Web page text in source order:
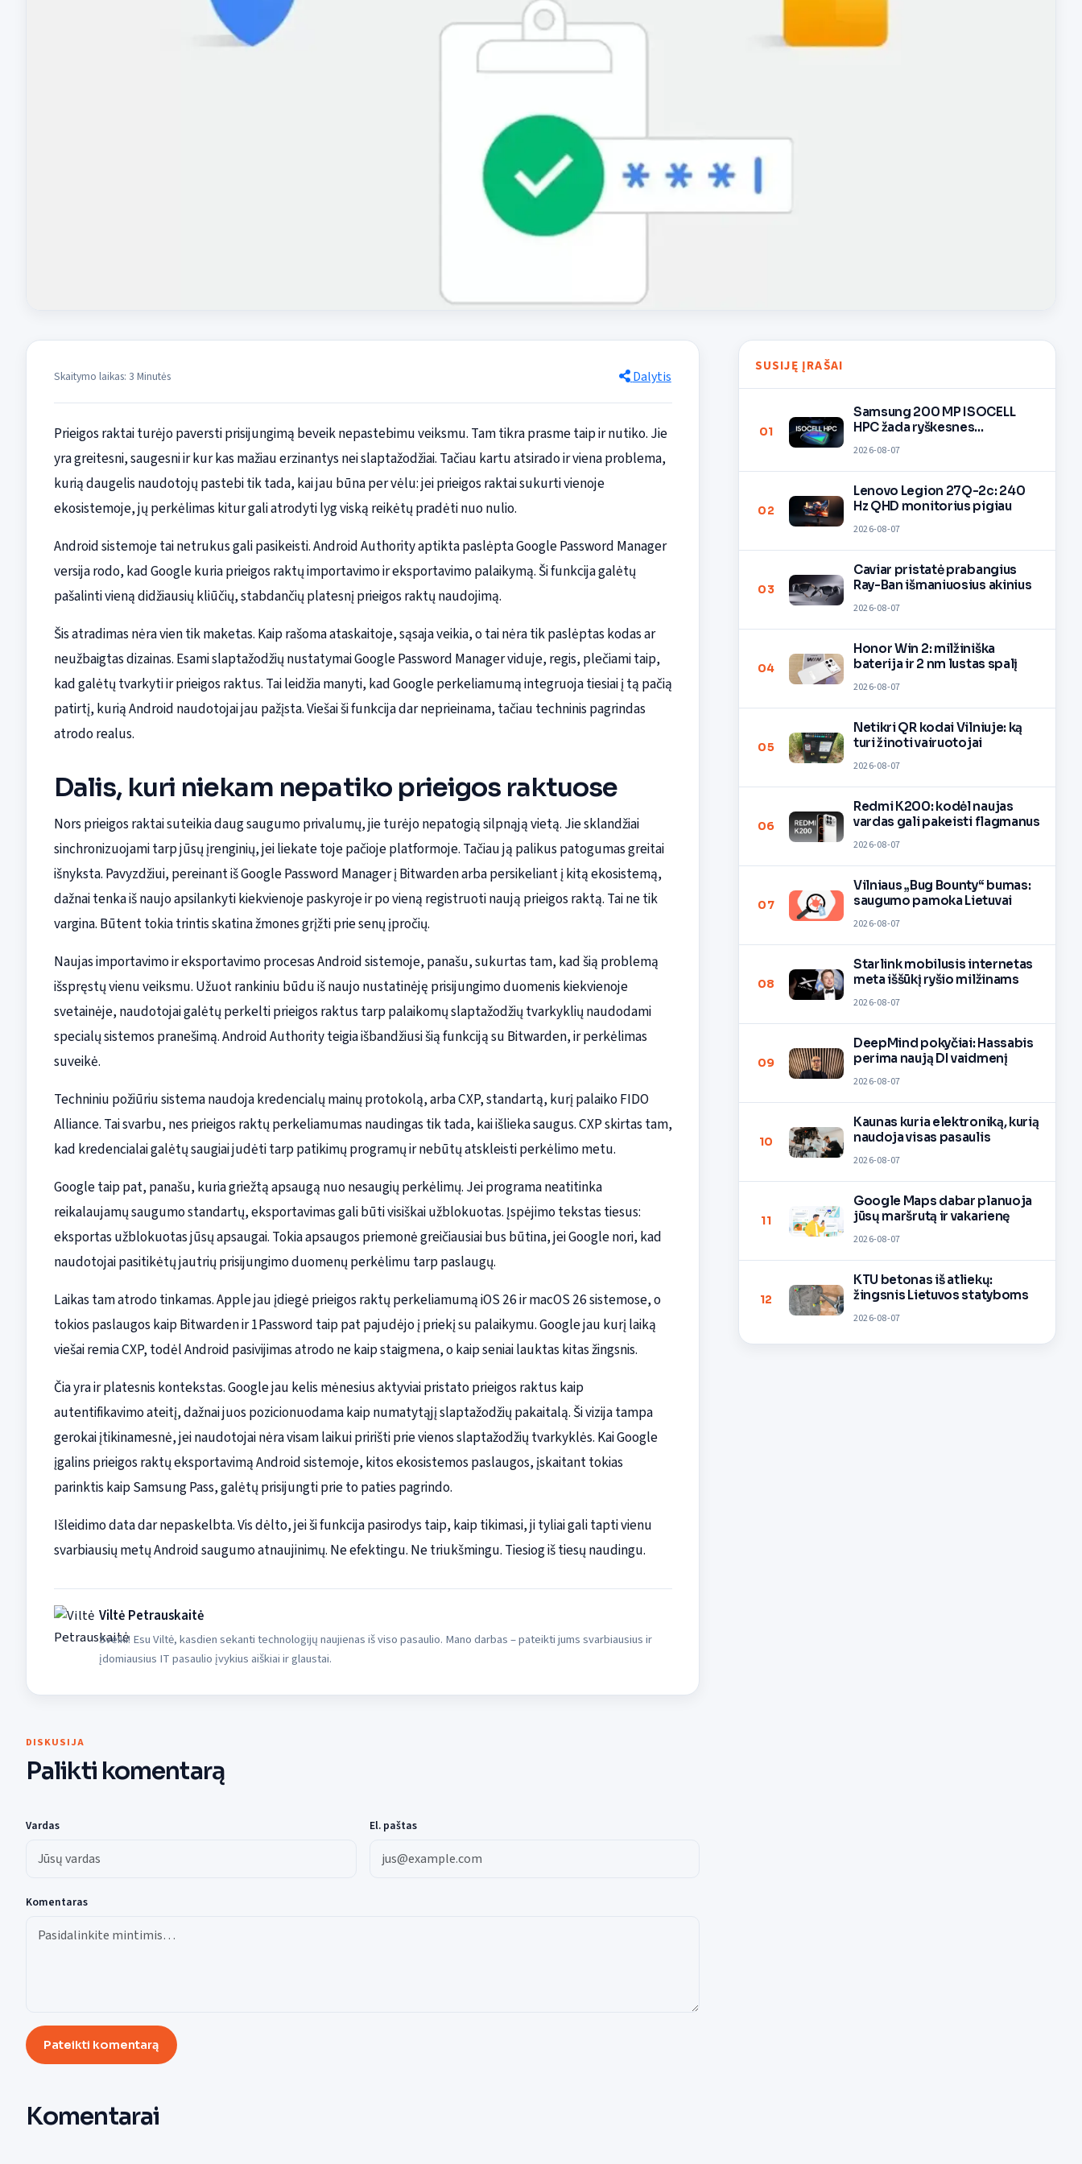
Skaitymo laikas: 3 Minutės Dalytis
Prieigos raktai turėjo paversti prisijungimą beveik nepastebimu veiksmu. Tam tikra prasme taip ir nutiko. Jie
yra greitesni, saugesni ir kur kas mažiau erzinantys nei slaptažodžiai. Tačiau kartu atsirado ir viena problema,
kurią daugelis naudotojų pastebi tik tada, kai jau būna per vėlu: jei prieigos raktai sukurti vienoje
ekosistemoje, jų perkėlimas kitur gali atrodyti lyg viską reikėtų pradėti nuo nulio.
Android sistemoje tai netrukus gali pasikeisti. Android Authority aptikta paslėpta Google Password Manager
versija rodo, kad Google kuria prieigos raktų importavimo ir eksportavimo palaikymą. Ši funkcija galėtų
pašalinti vieną didžiausių kliūčių, stabdančių platesnį prieigos raktų naudojimą.
Šis atradimas nėra vien tik maketas. Kaip rašoma ataskaitoje, sąsaja veikia, o tai nėra tik paslėptas kodas ar
neužbaigtas dizainas. Esami slaptažodžių nustatymai Google Password Manager viduje, regis, plečiami taip,
kad galėtų tvarkyti ir prieigos raktus. Tai leidžia manyti, kad Google perkeliamumą integruoja tiesiai į tą pačią
patirtį, kurią Android naudotojai jau pažįsta. Viešai ši funkcija dar neprieinama, tačiau techninis pagrindas
atrodo realus.
Dalis, kuri niekam nepatiko prieigos raktuose
Nors prieigos raktai suteikia daug saugumo privalumų, jie turėjo nepatogią silpnąją vietą. Jie sklandžiai
sinchronizuojami tarp jūsų įrenginių, jei liekate toje pačioje platformoje. Tačiau ją palikus patogumas greitai
išnyksta. Pavyzdžiui, pereinant iš Google Password Manager į Bitwarden arba persikeliant į kitą ekosistemą,
dažnai tenka iš naujo apsilankyti kiekvienoje paskyroje ir po vieną registruoti naują prieigos raktą. Tai ne tik
vargina. Būtent tokia trintis skatina žmones grįžti prie senų įpročių.
Naujas importavimo ir eksportavimo procesas Android sistemoje, panašu, sukurtas tam, kad šią problemą
išspręstų vienu veiksmu. Užuot rankiniu būdu iš naujo nustatinėję prisijungimo duomenis kiekvienoje
svetainėje, naudotojai galėtų perkelti prieigos raktus tarp palaikomų slaptažodžių tvarkyklių naudodami
specialų sistemos pranešimą. Android Authority teigia išbandžiusi šią funkciją su Bitwarden, ir perkėlimas
suveikė.
Techniniu požiūriu sistema naudoja kredencialų mainų protokolą, arba CXP, standartą, kurį palaiko FIDO
Alliance. Tai svarbu, nes prieigos raktų perkeliamumas naudingas tik tada, kai išlieka saugus. CXP skirtas tam,
kad kredencialai galėtų saugiai judėti tarp patikimų programų ir nebūtų atskleisti perkėlimo metu.
Google taip pat, panašu, kuria griežtą apsaugą nuo nesaugių perkėlimų. Jei programa neatitinka
reikalaujamų saugumo standartų, eksportavimas gali būti visiškai užblokuotas. Įspėjimo tekstas tiesus:
eksportas užblokuotas jūsų apsaugai. Tokia apsaugos priemonė greičiausiai bus būtina, jei Google nori, kad
naudotojai pasitikėtų jautrių prisijungimo duomenų perkėlimu tarp paslaugų.
Laikas tam atrodo tinkamas. Apple jau įdiegė prieigos raktų perkeliamumą iOS 26 ir macOS 26 sistemose, o
tokios paslaugos kaip Bitwarden ir 1Password taip pat pajudėjo į priekį su palaikymu. Google jau kurį laiką
viešai remia CXP, todėl Android pasivijimas atrodo ne kaip staigmena, o kaip seniai lauktas kitas žingsnis.
Čia yra ir platesnis kontekstas. Google jau kelis mėnesius aktyviai pristato prieigos raktus kaip
autentifikavimo ateitį, dažnai juos pozicionuodama kaip numatytąjį slaptažodžių pakaitalą. Ši vizija tampa
gerokai įtikinamesnė, jei naudotojai nėra visam laikui pririšti prie vienos slaptažodžių tvarkyklės. Kai Google
įgalins prieigos raktų eksportavimą Android sistemoje, kitos ekosistemos paslaugos, įskaitant tokias
parinktis kaip Samsung Pass, galėtų prisijungti prie to paties pagrindo.
Išleidimo data dar nepaskelbta. Vis dėlto, jei ši funkcija pasirodys taip, kaip tikimasi, ji tyliai gali tapti vienu
svarbiausių metų Android saugumo atnaujinimų. Ne efektingu. Ne triukšmingu. Tiesiog iš tiesų naudingu.
Viltė Petrauskaitė
Sveiki! Esu Viltė, kasdien sekanti technologijų naujienas iš viso pasaulio. Mano darbas – pateikti jums svarbiausius ir
įdomiausius IT pasaulio įvykius aiškiai ir glaustai.
DISKUSIJA
Palikti komentarą
Vardas El. paštas
Komentaras
Pateikti komentarą
Komentarai
SUSIJĘ ĮRAŠAI
01
Samsung 200 MP ISOCELL
HPC žada ryškesnes
2026-08-07
02
Lenovo Legion 27Q-2c: 240
Hz QHD monitorius pigiau
2026-08-07
03
Caviar pristatė prabangius
Ray-Ban išmaniuosius akinius
2026-08-07
04
Honor Win 2: milžiniška
baterija ir 2 nm lustas spalį
2026-08-07
05
Netikri QR kodai Vilniuje: ką
turi žinoti vairuotojai
2026-08-07
06
Redmi K200: kodėl naujas
vardas gali pakeisti flagmanus
2026-08-07
07
Vilniaus „Bug Bounty“ bumas:
saugumo pamoka Lietuvai
2026-08-07
08
Starlink mobilusis internetas
meta iššūkį ryšio milžinams
2026-08-07
09
DeepMind pokyčiai: Hassabis
perima naują DI vaidmenį
2026-08-07
10
Kaunas kuria elektroniką, kurią
naudoja visas pasaulis
2026-08-07
11
Google Maps dabar planuoja
jūsų maršrutą ir vakarienę
2026-08-07
12
KTU betonas iš atliekų:
žingsnis Lietuvos statyboms
2026-08-07